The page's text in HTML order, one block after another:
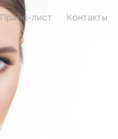
Прайс-лист Контакты